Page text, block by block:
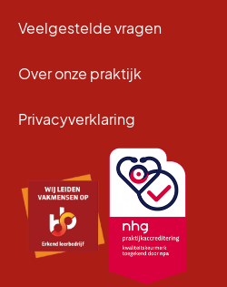
Veelgestelde vragen
Over onze praktijk
Privacyverklaring